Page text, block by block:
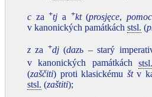
c za+tj a +kt(prosjęce,
v kanonických památkách stsl. (
z za +dj(dazь – starý
v kanonických památkáchstsl.
(zaščiti) proti klasickému štv
stsl. (zaštiti);